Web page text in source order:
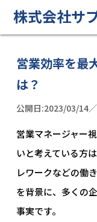
株式会社サ
営業効率を最
は？
公開日:2023/03/14
営業マネージャー
いと考えている方
レワークなどの働
を背景に、多くの
事実です。